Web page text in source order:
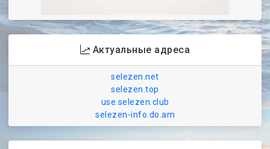
Актуальные адреса
selezen.net
selezen.top
use.selezen.club
selezen-info.do.am